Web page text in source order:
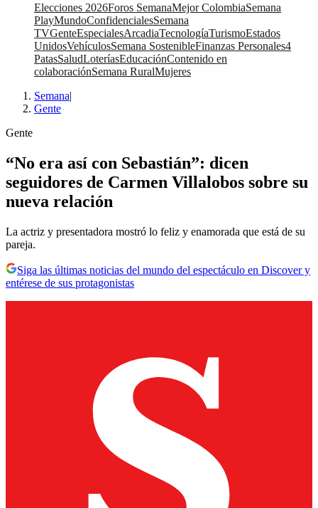
Elecciones 2026Foros SemanaMejor ColombiaSemana
PlayMundoConfidencialesSemana
TVGenteEspecialesArcadiaTecnologíaTurismoEstados
UnidosVehículosSemana SostenibleFinanzas Personales4
PatasSaludLoteríasEducaciónContenido en
colaboraciónSemana RuralMujeres
Semana|
Gente
Gente
“No era así con Sebastián”: dicen
seguidores de Carmen Villalobos sobre su
nueva relación
La actriz y presentadora mostró lo feliz y enamorada que está de su
pareja.
Siga las últimas noticias del mundo del espectáculo en Discover y
entérese de sus protagonistas